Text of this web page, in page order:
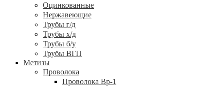
Оцинкованные
Нержавеющие
Трубы г/д
Трубы х/д
Трубы б/у
Трубы ВГП
Метизы
Проволока
Проволока Вр-1